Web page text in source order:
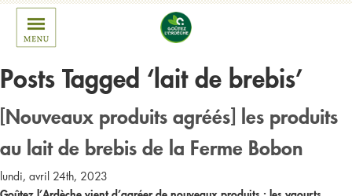
Posts Tagged ‘lait de brebis’
[Nouveaux produits agréés] les produits
au lait de brebis de la Ferme Bobon
lundi, avril 24th, 2023
Goûtez l’Ardèche vient d’agréer de nouveaux produits : les yaourts,